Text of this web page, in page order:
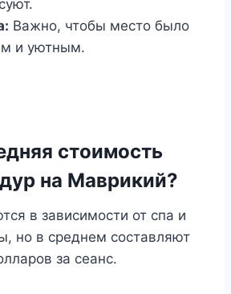
Важно, чтобы место было
и уютным.
стоимость
на Маврикий?
в зависимости от спа и
но в среднем составляют
за сеанс.